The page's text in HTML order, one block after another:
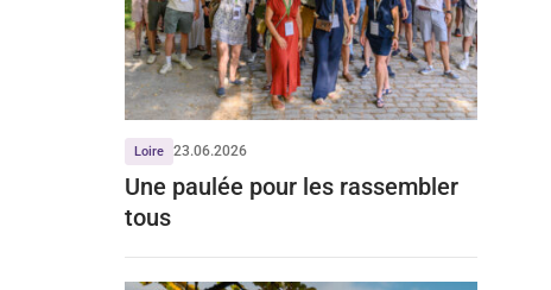
Loire 23.06.2026
Une paulée pour les rassembler
tous